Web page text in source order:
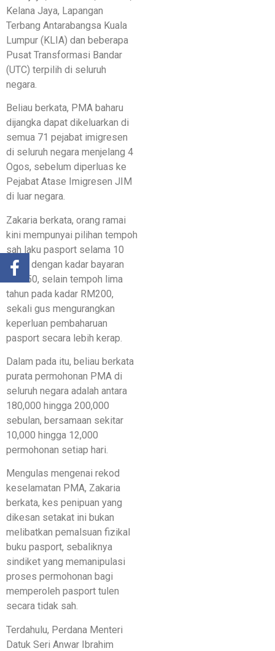
Kelana Jaya, Lapangan
Terbang Antarabangsa Kuala
Lumpur (KLIA) dan beberapa
Pusat Transformasi Bandar
(UTC) terpilih di seluruh
negara.
Beliau berkata, PMA baharu
dijangka dapat dikeluarkan di
semua 71 pejabat imigresen
di seluruh negara menjelang 4
Ogos, sebelum diperluas ke
Pejabat Atase Imigresen JIM
di luar negara.
Zakaria berkata, orang ramai
kini mempunyai pilihan tempoh
sah laku pasport selama 10
tahun dengan kadar bayaran
RM350, selain tempoh lima
tahun pada kadar RM200,
sekali gus mengurangkan
keperluan pembaharuan
pasport secara lebih kerap.
Dalam pada itu, beliau berkata
purata permohonan PMA di
seluruh negara adalah antara
180,000 hingga 200,000
sebulan, bersamaan sekitar
10,000 hingga 12,000
permohonan setiap hari.
Mengulas mengenai rekod
keselamatan PMA, Zakaria
berkata, kes penipuan yang
dikesan setakat ini bukan
melibatkan pemalsuan fizikal
buku pasport, sebaliknya
sindiket yang memanipulasi
proses permohonan bagi
memperoleh pasport tulen
secara tidak sah.
Terdahulu, Perdana Menteri
Datuk Seri Anwar Ibrahim